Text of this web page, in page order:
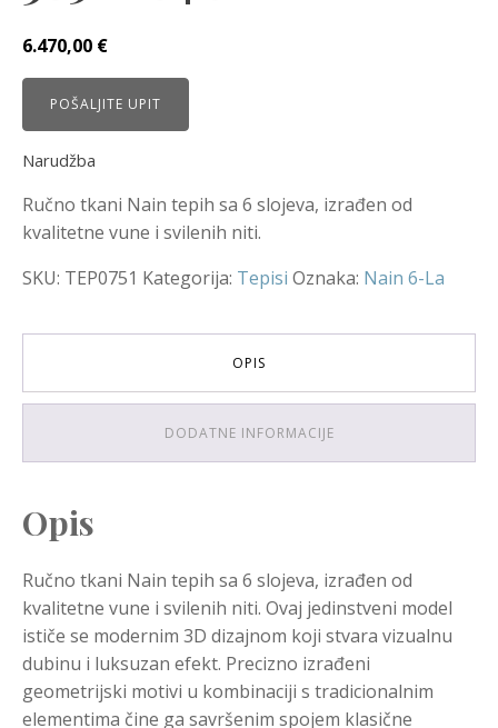
6.470,00 €
POŠALJITE UPIT
Narudžba
Ručno tkani Nain tepih sa 6 slojeva, izrađen od
kvalitetne vune i svilenih niti.
SKU: TEP0751 Kategorija: Tepisi Oznaka: Nain 6-La
OPIS
DODATNE INFORMACIJE
Opis
Ručno tkani Nain tepih sa 6 slojeva, izrađen od
kvalitetne vune i svilenih niti. Ovaj jedinstveni model
ističe se modernim 3D dizajnom koji stvara vizualnu
dubinu i luksuzan efekt. Precizno izrađeni
geometrijski motivi u kombinaciji s tradicionalnim
elementima čine ga savršenim spojem klasične